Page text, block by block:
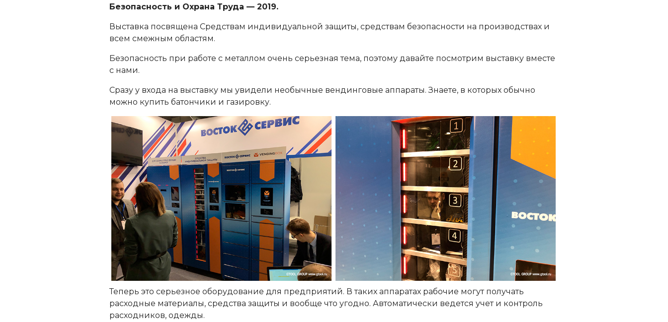
Безопасность и Охрана Труда — 2019.
Выставка посвящена Средствам индивидуальной защиты, средствам безопасности на производствах и
всем смежным областям.
Безопасность при работе с металлом очень серьезная тема, поэтому давайте посмотрим выставку вместе
с нами.
Сразу у входа на выставку мы увидели необычные вендинговые аппараты. Знаете, в которых обычно
можно купить батончики и газировку.
Теперь это серьезное оборудование для предприятий. В таких аппаратах рабочие могут получать
расходные материалы, средства защиты и вообще что угодно. Автоматически ведется учет и контроль
расходников, одежды.